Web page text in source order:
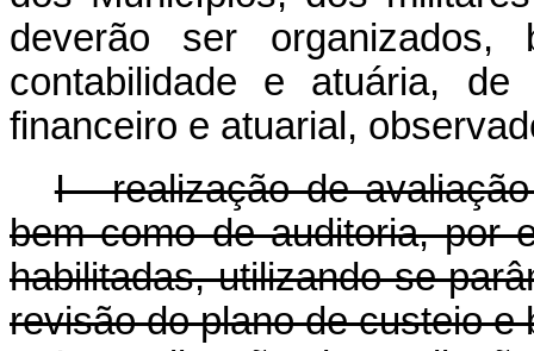
deverão ser
contabilidade e atuária,
financeiro e atuarial,
I - realização de
bem como de auditoria, por
habilitadas, utilizando-se
revisão do plano de custeio e